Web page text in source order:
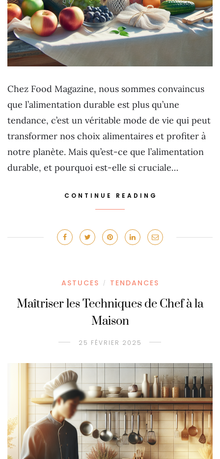
Chez Food Magazine, nous sommes convaincus
que l’alimentation durable est plus qu’une
tendance, c’est un véritable mode de vie qui peut
transformer nos choix alimentaires et profiter à
notre planète. Mais qu’est-ce que l’alimentation
durable, et pourquoi est-elle si cruciale…
CONTINUE READING
ASTUCES / TENDANCES
Maîtriser les Techniques de Chef à la
Maison
25 FÉVRIER 2025